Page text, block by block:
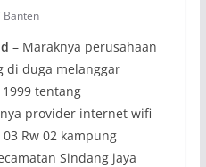
Banten
– Maraknya perusahaan
di duga melanggar
tentang
provider internet wifi
Rw 02 kampung
Sindang jaya